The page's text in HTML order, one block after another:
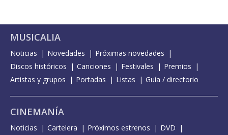
MUSICALIA
Noticias Novedades
Próximas novedades
Discos históricos
Canciones Festivales
Premios
Artistas y grupos
Portadas Listas Guía / directorio
CINEMANÍA
Noticias Cartelera Próximos estrenos
DVD